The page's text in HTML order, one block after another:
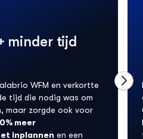
minder tijd
WFM en verkortte
tijd die nodig was om
maar zorgde ook voor
meer
inplannen en een
slide